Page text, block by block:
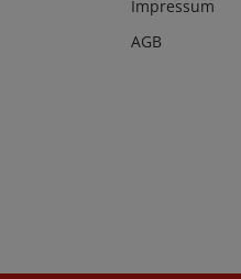
Impressum
AGB